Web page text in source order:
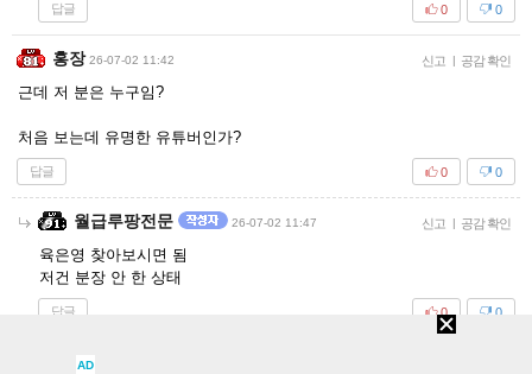
답글 0
0
홍장 26-07-02 11:42 신고 | 공감 확인
근데 저 분은 누구임?
처음 보는데 유명한 유튜버인가?
답글 0
0
월급루팡전문 26-07-02 11:47 신고 | 공감 확인
육은영 찾아보시면 됨
저건 분장 안 한 상태
답글 0
0
반형
AD